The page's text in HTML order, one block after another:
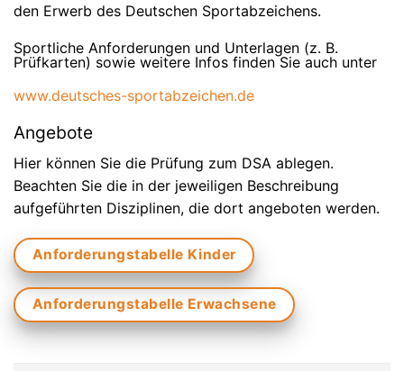
den Erwerb des Deutschen Sportabzeichens.
Sportliche Anforderungen und Unterlagen (z. B.
Prüfkarten) sowie weitere Infos finden Sie auch unter
www.deutsches-sportabzeichen.de
Angebote
Hier können Sie die Prüfung zum DSA ablegen.
Beachten Sie die in der jeweiligen Beschreibung
aufgeführten Disziplinen, die dort angeboten werden.
Anforderungstabelle Kinder
Anforderungstabelle Erwachsene